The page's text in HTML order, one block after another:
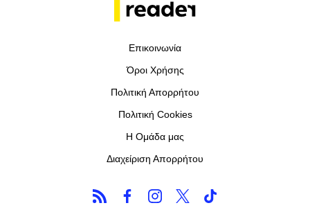
Επικοινωνία
Όροι Χρήσης
Πολιτική Απορρήτου
Πολιτική Cookies
Η Ομάδα μας
Διαχείριση Απορρήτου